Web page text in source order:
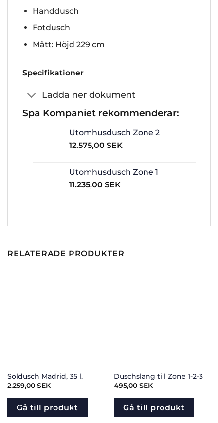
Handdusch
Fotdusch
Mått: Höjd 229 cm
Specifikationer
Ladda ner dokument
Spa Kompaniet rekommenderar:
Utomhusdusch Zone 2
12.575,00 SEK
Utomhusdusch Zone 1
11.235,00 SEK
RELATERADE PRODUKTER
Soldusch Madrid, 35 l.
2.259,00SEK
Gå till produkt
Duschslang till Zone 1-2-3
495,00SEK
Gå till produkt